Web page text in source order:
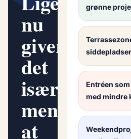
nu
giver
det
især
mening
at
grønne
siddepladser
Entréen
med mindre